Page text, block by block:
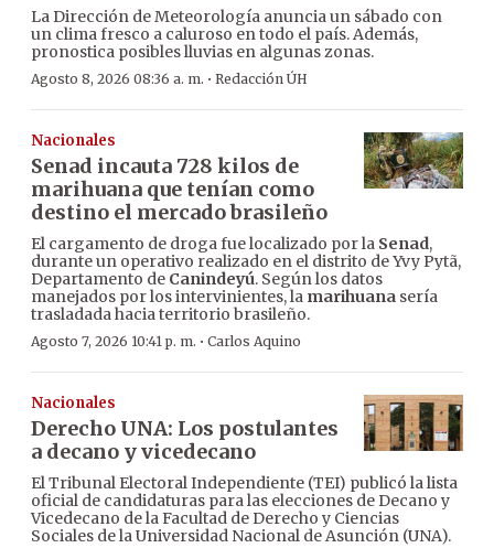
La Dirección de Meteorología anuncia un sábado con
un clima fresco a caluroso en todo el país. Además,
pronostica posibles lluvias en algunas zonas.
Agosto 8, 2026 08:36 a. m. · Redacción ÚH
Nacionales
Senad incauta 728 kilos de
marihuana que tenían como
destino el mercado brasileño
El cargamento de droga fue localizado por la Senad,
durante un operativo realizado en el distrito de Yvy Pytã,
Departamento de Canindeyú. Según los datos
manejados por los intervinientes, la marihuana sería
trasladada hacia territorio brasileño.
Agosto 7, 2026 10:41 p. m. · Carlos Aquino
Nacionales
Derecho UNA: Los postulantes
a decano y vicedecano
El Tribunal Electoral Independiente (TEI) publicó la lista
oficial de candidaturas para las elecciones de Decano y
Vicedecano de la Facultad de Derecho y Ciencias
Sociales de la Universidad Nacional de Asunción (UNA).